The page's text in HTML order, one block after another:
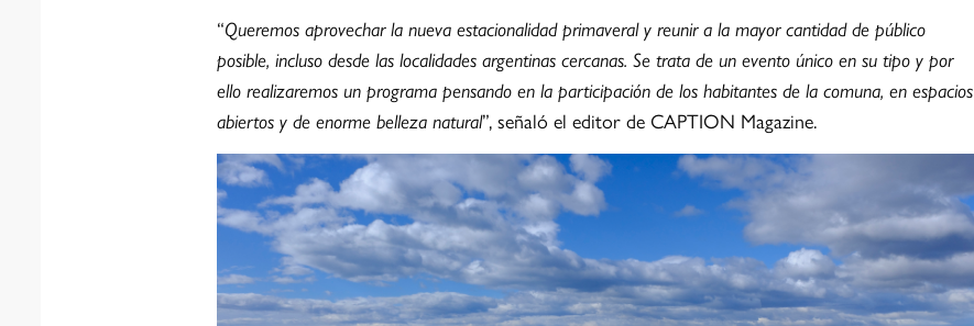
“Queremos aprovechar la nueva estacionalidad primaveral y reunir a la mayor cantidad de público
posible, incluso desde las localidades argentinas cercanas. Se trata de un evento único en su tipo y por
ello realizaremos un programa pensando en la participación de los habitantes de la comuna, en espacios
abiertos y de enorme belleza natural”, señaló el editor de CAPTION Magazine.